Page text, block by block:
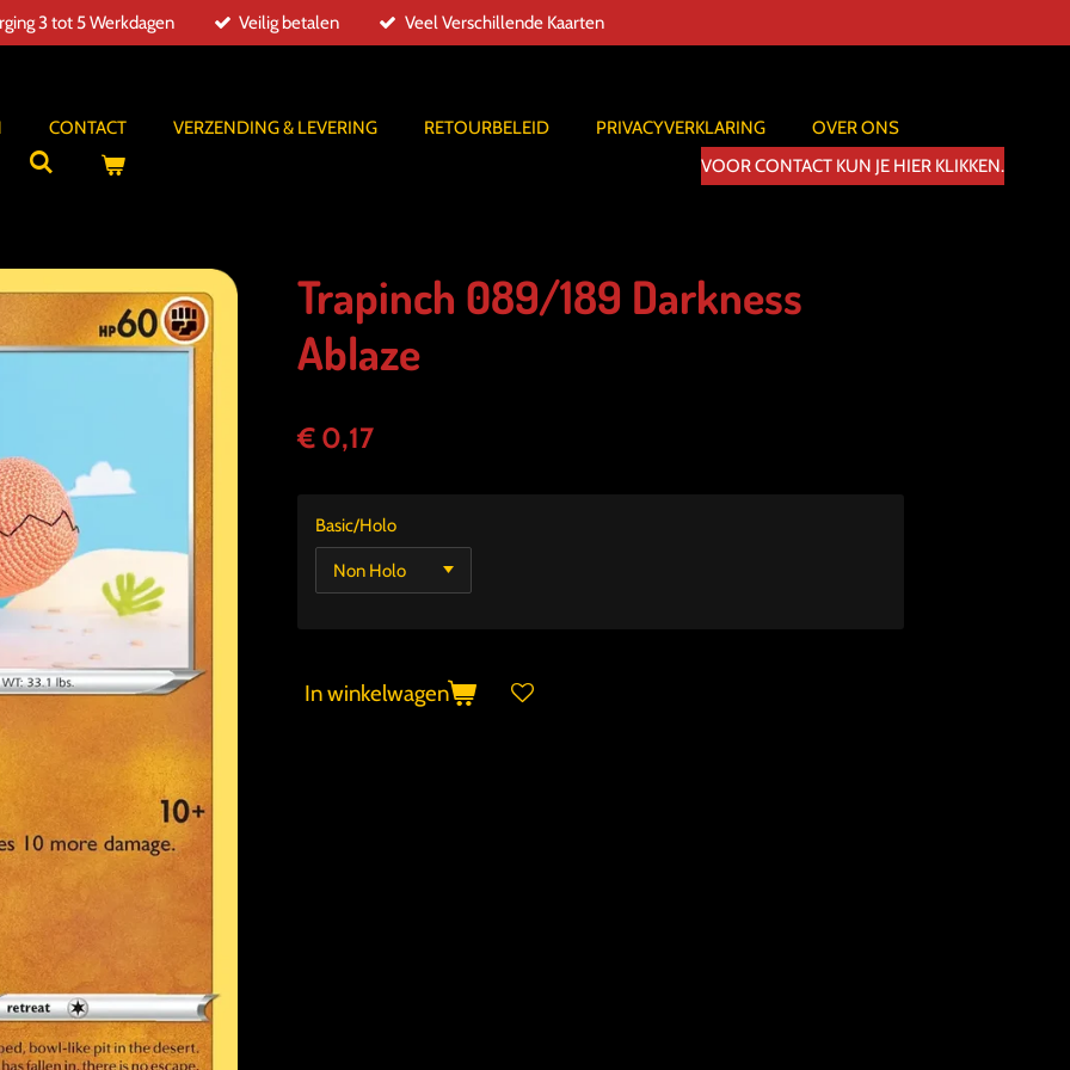
3 tot 5 Werkdagen Veilig betalen Veel Verschillende Kaarten
CONTACT VERZENDING & LEVERING RETOURBELEID PRIVACYVERKLARING
OVER ONS
VOOR CONTACT KUN JE HIER KLIKKEN.
Trapinch 089/189 Darkness
Ablaze
€ 0,17
Basic/Holo
In winkelwagen